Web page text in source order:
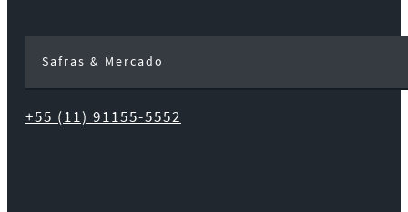
Safras & Mercado
+55 (11) 91155-5552